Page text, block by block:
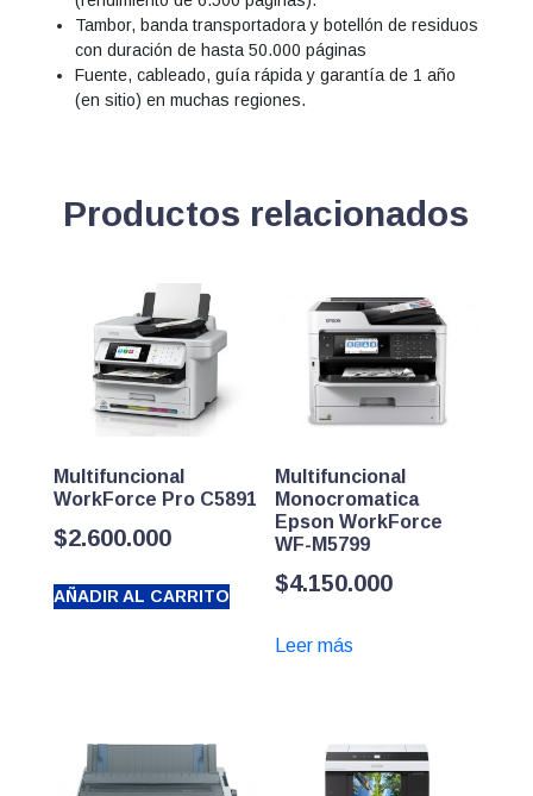
Tambor, banda transportadora y botellón de residuos
con duración de hasta 50.000 páginas
Fuente, cableado, guía rápida y garantía de 1 año
(en sitio) en muchas regiones.
Productos relacionados
Multifuncional
WorkForce Pro C5891
$2.600.000
AÑADIR AL CARRITO
Multifuncional
Monocromatica
Epson WorkForce
WF-M5799
$4.150.000
Leer más